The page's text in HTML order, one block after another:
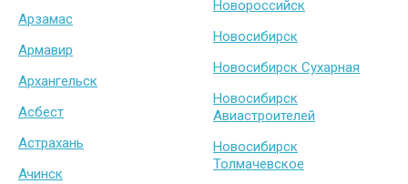
Арзамас
Армавир
Архангельск
Асбест
Астрахань
Ачинск
Новороссийск
Новосибирск
Новосибирск Сухарная
Новосибирск
Авиастроителей
Новосибирск
Толмачевское